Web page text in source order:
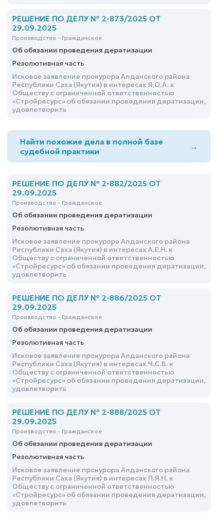
РЕШЕНИЕ ПО ДЕЛУ № 2-873/2025 ОТ
29.09.2025
Производство - Гражданское
Об обязании проведения дератизации
Резолютивная часть
Исковое заявление прокурора Алданского района
Республики Саха (Якутия) в интересах Я.О.А. к
Обществу с ограниченной ответственностью
«Стройресурс» об обязании проведения дератизации,
удовлетворить
Найти похожие дела в полной базе
судебной практики
→
РЕШЕНИЕ ПО ДЕЛУ № 2-882/2025 ОТ
29.09.2025
Производство - Гражданское
Об обязании проведения дератизации
Резолютивная часть
Исковое заявление прокурора Алданского района
Республики Саха (Якутия) в интересах А.Е.Н. к
Обществу с ограниченной ответственностью
«Стройресурс» об обязании проведения дератизации,
удовлетворить
РЕШЕНИЕ ПО ДЕЛУ № 2-886/2025 ОТ
29.09.2025
Производство - Гражданское
Об обязании проведения дератизации
Резолютивная часть
Исковое заявление прокурора Алданского района
Республики Саха (Якутия) в интересах Ч.С.В. к
Обществу с ограниченной ответственностью
«Стройресурс» об обязании проведения дератизации,
удовлетворить
РЕШЕНИЕ ПО ДЕЛУ № 2-888/2025 ОТ
29.09.2025
Производство - Гражданское
Об обязании проведения дератизации
Резолютивная часть
Исковое заявление прокурора Алданского района
Республики Саха (Якутия) в интересах П.Я.Н. к
Обществу с ограниченной ответственностью
«Стройресурс» об обязании проведения дератизации,
удовлетворить